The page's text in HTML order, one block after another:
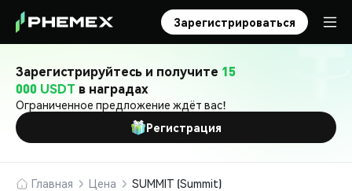
Зарегистрироваться
Зарегистрируйтесь и получите 15
000 USDT в наградах
Ограниченное предложение ждёт вас!
Регистрация
Главная Цена SUMMIT (Summit)